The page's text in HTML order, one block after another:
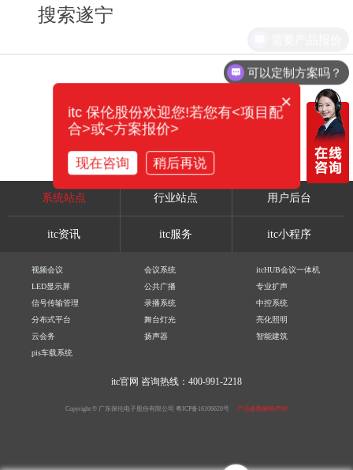
搜索遂宁
系统站点 行业站点 用户后台
itc资讯 itc服务 itc小程序
视频会议 会议系统
itcHUB会议一体机
LED显示屏
公共广播
专业扩声
信号传输管理
录播系统
中控系统
分布式平台
舞台灯光
亮化照明
云会务
扬声器
智能建筑
pis车载系统
itc官网 咨询热线：400-991-2218
Copyright © 广东保伦电子股份有限公司 粤ICP备16106620号 产品参数解释声明
可以定制方案吗？
×
itc 保伦股份欢迎您!若您有<项目配
合>或<方案报价>
现在咨询 稍后再说